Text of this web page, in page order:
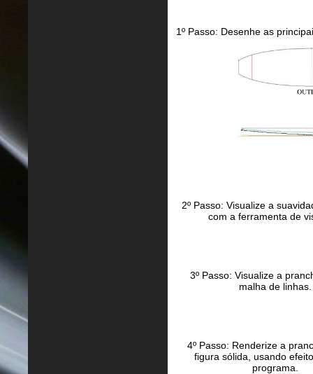
1º Passo: Desenhe as
2º Passo: Visualize a
com a ferramenta de
3º Passo: Visualize a
malha de linhas.
4º Passo: Renderize a
figura sólida, usando
programa.